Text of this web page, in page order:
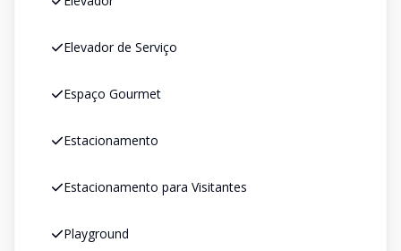
Elevador de Serviço
Espaço Gourmet
Estacionamento
Estacionamento para Visitantes
Playground